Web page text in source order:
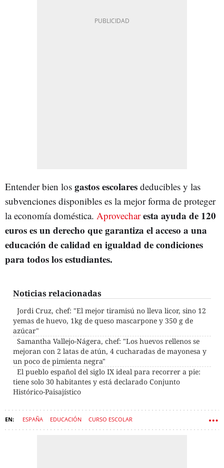
Entender bien los gastos escolares deducibles y las
subvenciones disponibles es la mejor forma de proteger
la economía doméstica. Aprovecharesta ayuda de 120
euros es un derecho que garantiza el acceso a una
educación de calidad en igualdad de condiciones
para todos los estudiantes.
Noticias relacionadas
Jordi Cruz, chef: "El mejor tiramisú no lleva licor, sino 12
yemas de huevo, 1kg de queso mascarpone y 350 g de
azúcar"
Samantha Vallejo-Nágera, chef: "Los huevos rellenos se
mejoran con 2 latas de atún, 4 cucharadas de mayonesa y
un poco de pimienta negra"
El pueblo español del siglo IX ideal para recorrer a pie:
tiene solo 30 habitantes y está declarado Conjunto
Histórico-Paisajístico
ESPAÑA EDUCACIÓN CURSO ESCOLAR